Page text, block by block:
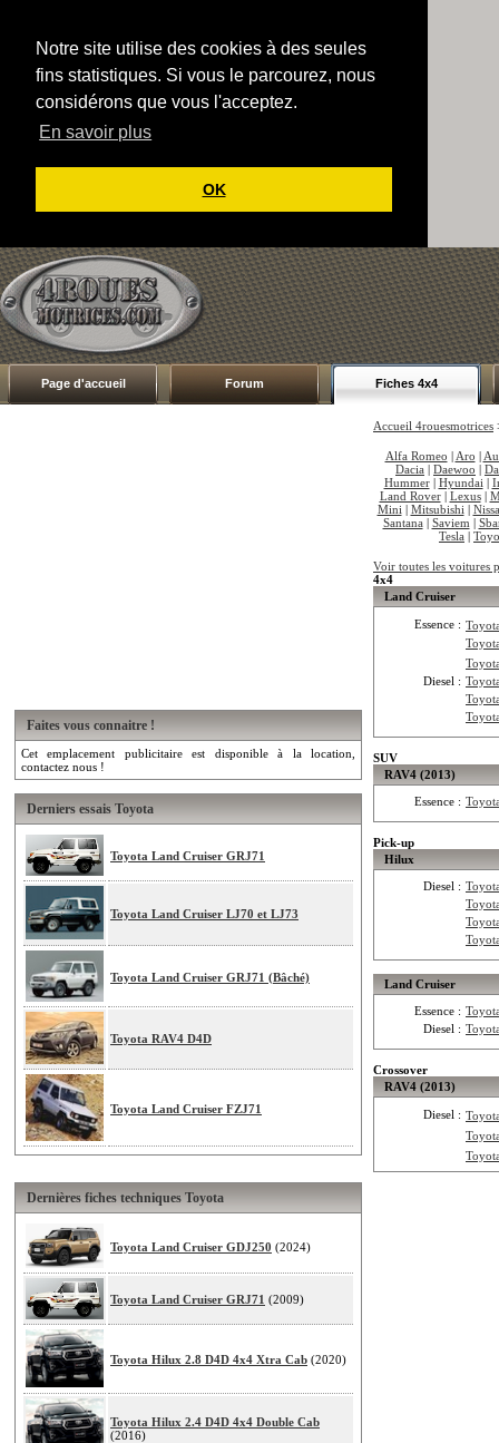
Notre site utilise des cookies à des seules
fins statistiques. Si vous le parcourez, nous
considérons que vous l'acceptez.
En savoir plus
OK
Page d'accueil Forum Fiches 4x4
Faites vous connaitre !
Cet emplacement publicitaire est disponible à la location,
contactez nous !
Derniers essais Toyota
Toyota Land Cruiser GRJ71
Toyota Land Cruiser LJ70 et LJ73
Toyota Land Cruiser GRJ71 (Bâché)
Toyota RAV4 D4D
Toyota Land Cruiser FZJ71
Dernières fiches techniques Toyota
Toyota Land Cruiser GDJ250 (2024)
Toyota Land Cruiser GRJ71 (2009)
Toyota Hilux 2.8 D4D 4x4 Xtra Cab (2020)
Toyota Hilux 2.4 D4D 4x4 Double Cab
(2016)
Accueil 4rouesmotrices
Alfa Romeo | Aro |
Dacia | Daewoo |
Hummer| Hyundai |
Land Rover| Lexus|
Mini | Mitsubishi |
Santana | Saviem |
Tesla |
Voir toutes les voitures
4x4
Land Cruiser
Essence :
Diesel :
SUV
RAV4 (2013)
Essence :
Pick-up
Hilux
Diesel :
Land Cruiser
Essence :
Diesel :
Crossover
RAV4 (2013)
Diesel :